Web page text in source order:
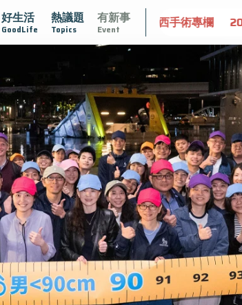
好生活
GoodLife
熱議題
Topics
有新事
Event
護骨骼健康 達文西手術專欄 2025植牙指南